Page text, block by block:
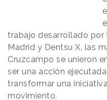
trabajo desarrollado por
Madrid y Dentsu X, las
Cruzcampo se unieron
ser una acción
transformar una
movimiento.